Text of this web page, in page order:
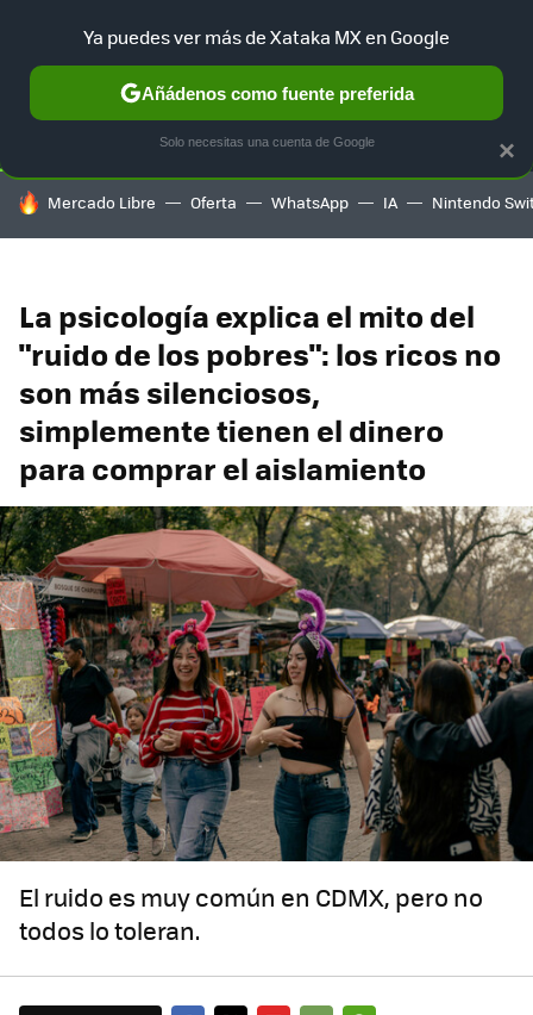
SELECCIÓN GAMING HOME AUTO TERRITORIO
HOY SE HABLA DE
Mercado Libre Oferta WhatsApp IA Nintendo
La psicología explica el mito del
"ruido de los pobres": los ricos no
son más silenciosos,
simplemente tienen el dinero
para comprar el aislamiento
El ruido es muy común en CDMX, pero no
todos lo toleran.
×
Ya puedes ver más de Xataka MX en Google
Añádenos como fuente preferida
Solo necesitas una cuenta de Google